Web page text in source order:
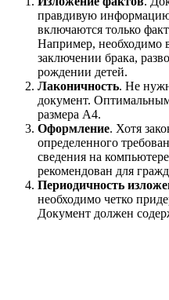
правдивую
включаются только
Например, необходимо
заключении брака,
рождении детей.
Лаконичность. Не
документ.
размера А4.
Оформление. Хотя
определенного
сведения на
рекомендован для
Периодичность
необходимо четко
Документ должен